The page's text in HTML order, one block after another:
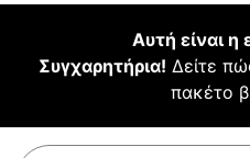
Αυτή είναι η
Συγχαρητήρια! Δείτε
πακέτο